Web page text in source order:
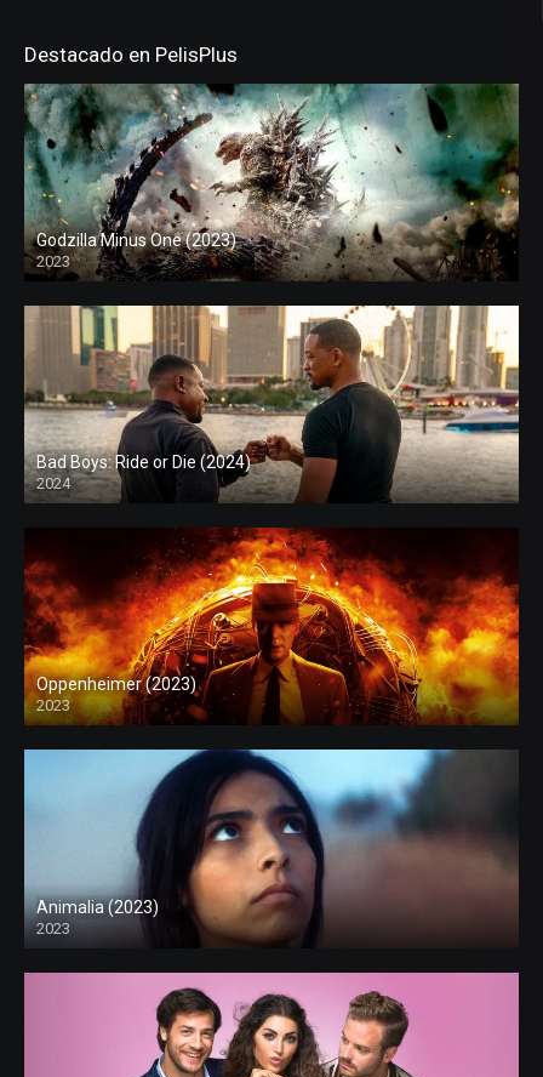
Destacado en PelisPlus
Godzilla Minus One (2023)
2023
Bad Boys: Ride or Die (2024)
2024
Oppenheimer (2023)
2023
Animalia (2023)
2023